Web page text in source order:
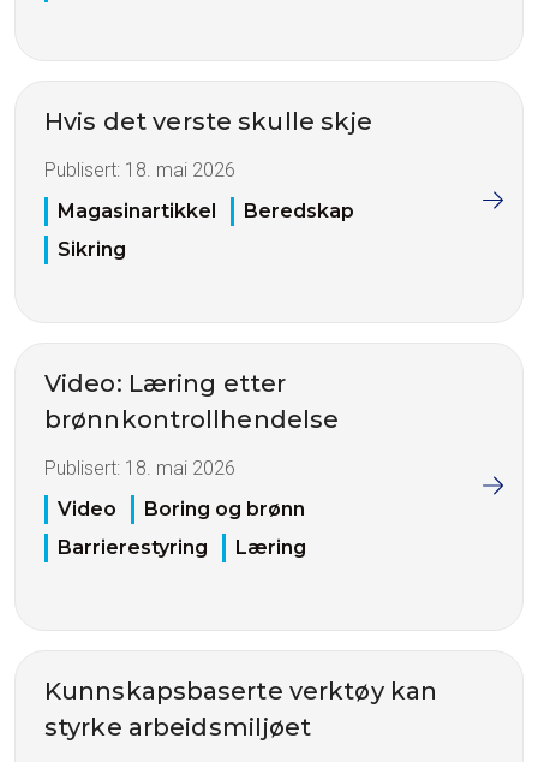
Hvis det verste skulle skje
Publisert: 18. mai 2026
Magasinartikkel
Beredskap
Sikring
Video: Læring etter
brønnkontrollhendelse
Publisert: 18. mai 2026
Video
Boring og brønn
Barrierestyring
Læring
Kunnskapsbaserte verktøy kan
styrke arbeidsmiljøet